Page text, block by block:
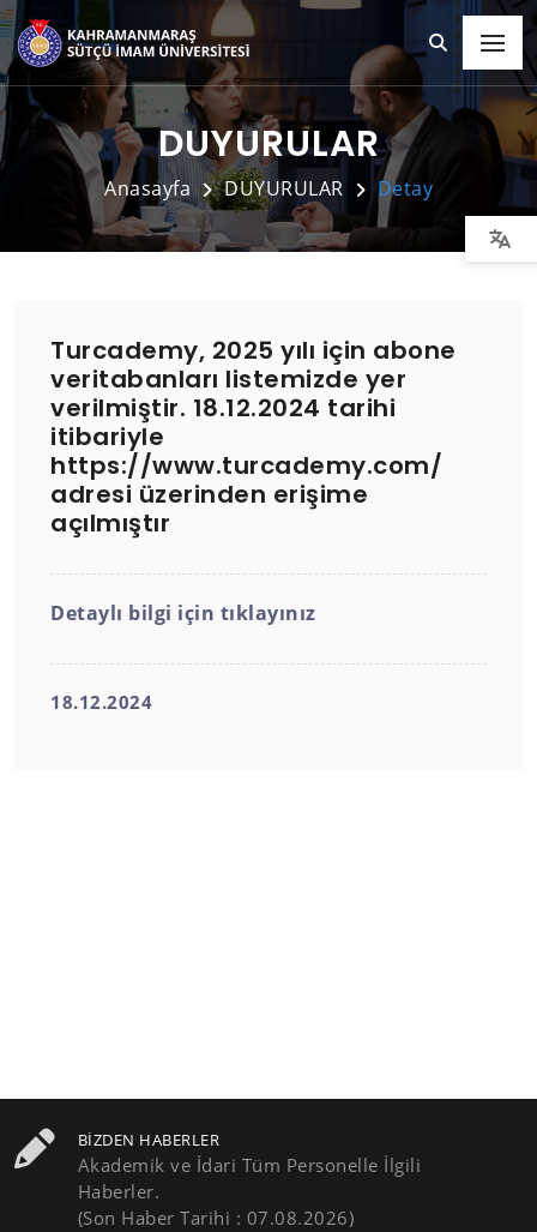
DUYURULAR
Anasayfa DUYURULAR Detay
Turcademy, 2025 yılı için abone
veritabanları listemizde yer
verilmiştir. 18.12.2024 tarihi
itibariyle
https://www.turcademy.com/
adresi üzerinden erişime
açılmıştır
Detaylı bilgi için tıklayınız
18.12.2024
BIZDEN HABERLER
Akademik ve İdari Tüm Personelle İlgili
Haberler.
(Son Haber Tarihi : 07.08.2026)